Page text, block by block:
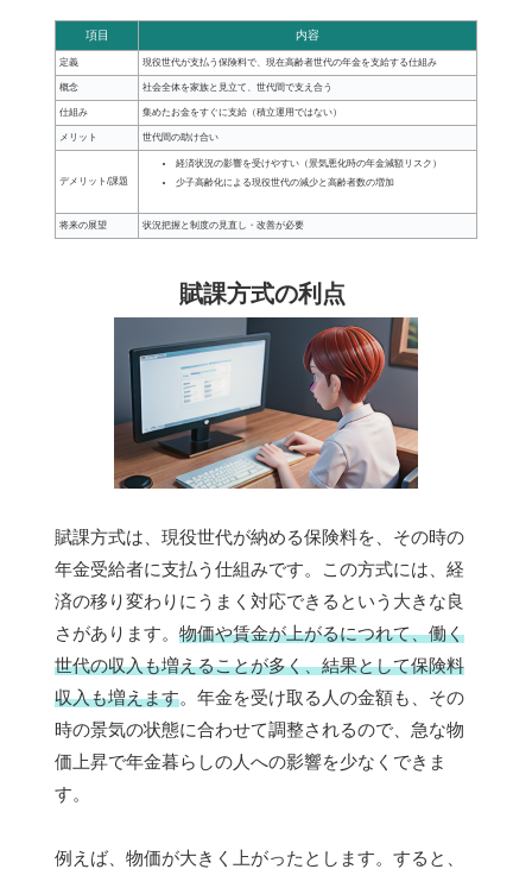
項目 内容
定義 現役世代が支払う保険料で、現在高齢者世代の年金を支給する仕組み
概念 社会全体を家族と見立て、世代間で支え合う
仕組み 集めたお金をすぐに支給（積立運用ではない）
メリット 世代間の助け合い
デメリット/課題
経済状況の影響を受けやすい（景気悪化時の年金減額リスク）
少子高齢化による現役世代の減少と高齢者数の増加
将来の展望 状況把握と制度の見直し・改善が必要
賦課方式の利点
賦課方式は、現役世代が納める保険料を、その時の
年金受給者に支払う仕組みです。この方式には、経
済の移り変わりにうまく対応できるという大きな良
さがあります。 物価や賃金が上がるにつれて、働く
世代の収入も増えることが多く、結果として保険料
収入も増えます。年金を受け取る人の金額も、その
時の景気の状態に合わせて調整されるので、急な物
価上昇で年金暮らしの人への影響を少なくできま
す。
例えば、物価が大きく上がったとします。すると、